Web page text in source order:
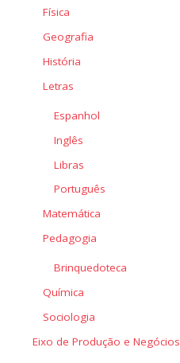
Física
Geografia
História
Letras
Espanhol
Inglês
Libras
Português
Matemática
Pedagogia
Brinquedoteca
Química
Sociologia
Eixo de Produção e Negócios